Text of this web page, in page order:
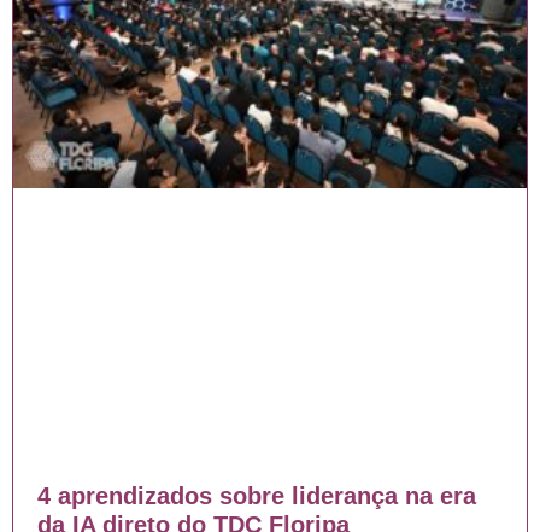
4 aprendizados sobre liderança na era
da IA direto do TDC Floripa